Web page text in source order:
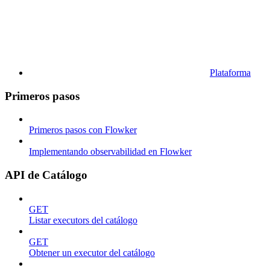
Plataforma
Primeros pasos
Primeros pasos con Flowker
Implementando observabilidad en Flowker
API de Catálogo
GET
Listar executors del catálogo
GET
Obtener un executor del catálogo